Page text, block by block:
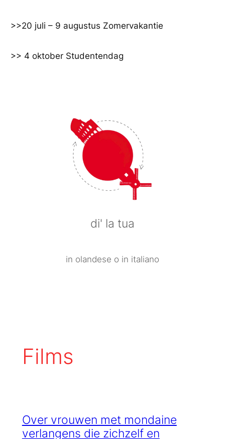
naar
>>20 juli – 9 augustus Zomervakantie
>> 4 oktober Studentendag
di' la tua
in olandese o in italiano
Films
Over vrouwen met mondaine
verlangens die zichzelf en